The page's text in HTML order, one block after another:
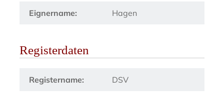
Eignername: Hagen
Registerdaten
Registername: DSV